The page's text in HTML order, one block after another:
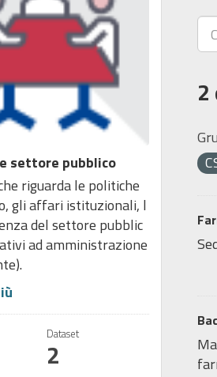
settore pubblico
riguarda le politiche
gli affari istituzionali, l
del settore pubblic
ad amministrazione
Dataset
2